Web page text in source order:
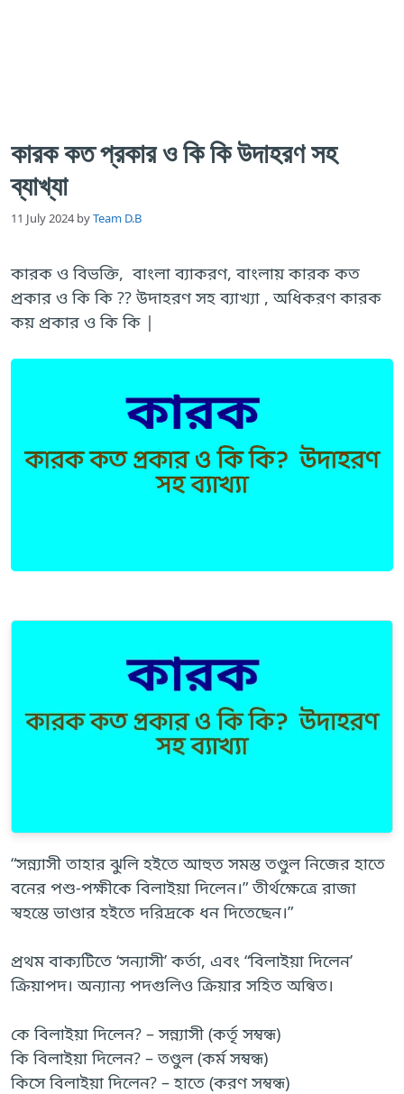
কারক কত প্রকার ও কি কি উদাহরণ সহ
ব্যাখ্যা
11 July 2024 byTeam D.B
কারক ও বিভক্তি, বাংলা ব্যাকরণ, বাংলায় কারক কত
প্রকার ও কি কি ?? উদাহরণ সহ ব্যাখ্যা , অধিকরণ কারক
কয় প্রকার ও কি কি |
“সন্ন্যাসী তাহার ঝুলি হইতে আহুত সমস্ত তণ্ডুল নিজের হাতে
বনের পশু-পক্ষীকে বিলাইয়া দিলেন।” তীর্থক্ষেত্রে রাজা
স্বহস্তে ভাণ্ডার হইতে দরিদ্রকে ধন দিতেছেন।”
প্রথম বাক্যটিতে ‘সন্যাসী’ কর্তা, এবং “বিলাইয়া দিলেন’
ক্রিয়াপদ। অন্যান্য পদগুলিও ক্রিয়ার সহিত অন্বিত।
কে বিলাইয়া দিলেন? – সন্ন্যাসী (কর্তৃ সম্বন্ধ)
কি বিলাইয়া দিলেন? – তণ্ডুল (কর্ম সম্বন্ধ)
কিসে বিলাইয়া দিলেন? – হাতে (করণ সম্বন্ধ)